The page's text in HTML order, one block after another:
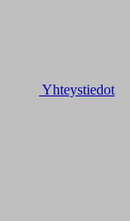
Yhteystiedot